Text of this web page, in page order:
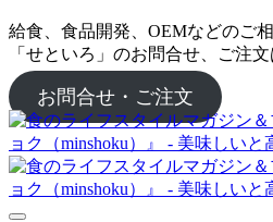
給食、食品開発、OEMなどのご
「せといろ」のお問合せ、ご注
お問合せ・ご注文